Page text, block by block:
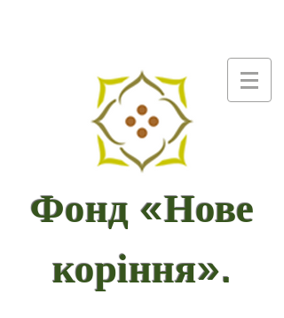
Фонд «Нове
коріння».